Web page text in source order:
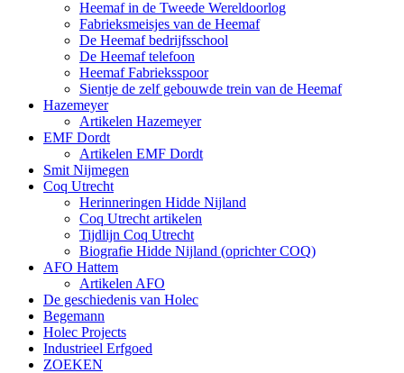
Heemaf in de Tweede Wereldoorlog
Fabrieksmeisjes van de Heemaf
De Heemaf bedrijfsschool
De Heemaf telefoon
Heemaf Fabrieksspoor
Sientje de zelf gebouwde trein van de Heemaf
Hazemeyer
Artikelen Hazemeyer
EMF Dordt
Artikelen EMF Dordt
Smit Nijmegen
Coq Utrecht
Herinneringen Hidde Nijland
Coq Utrecht artikelen
Tijdlijn Coq Utrecht
Biografie Hidde Nijland (oprichter COQ)
AFO Hattem
Artikelen AFO
De geschiedenis van Holec
Begemann
Holec Projects
Industrieel Erfgoed
ZOEKEN